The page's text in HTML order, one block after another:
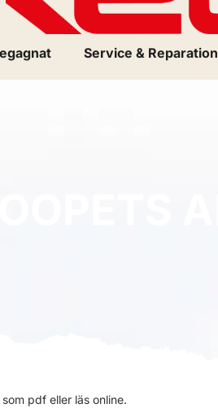
Service & Reparation
pdf eller läs online.